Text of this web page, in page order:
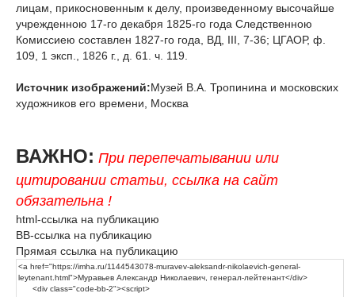
лицам, прикосновенным к делу, произведенному высочайше
учрежденною 17-го декабря 1825-го года Следственною
Комиссиею составлен 1827-го года, ВД, III, 7-36; ЦГАОР, ф.
109, 1 эксп., 1826 г., д. 61. ч. 119.
Источник изображений:Музей В.А. Тропинина и московских
художников его времени, Москва
ВАЖНО: При перепечатывании или
цитировании статьи, ссылка на сайт
обязательна !
html-ссылка на публикацию
BB-ссылка на публикацию
Прямая ссылка на публикацию